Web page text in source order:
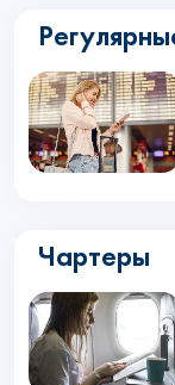
Чартеры